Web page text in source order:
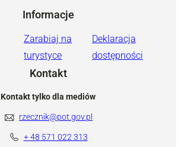
Informacje
Zarabiaj na
turystyce
Deklaracja
dostępności
Kontakt
Kontakt tylko dla mediów
rzecznik@pot.gov.pl
+ 48 571 022 313